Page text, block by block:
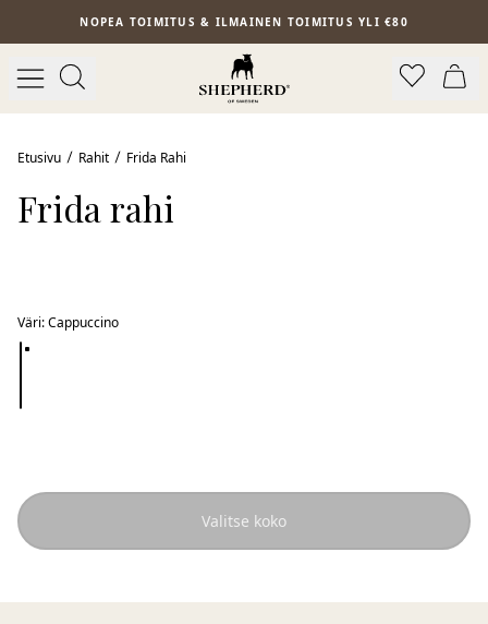
Siirry pääsisältöönNOPEA TOIMITUS & ILMAINEN TOIMITUS YLI €80
Myydyin
Etusivu Rahit Frida Rahi
Frida rahi
Väri:Cappuccino
Valitse koko